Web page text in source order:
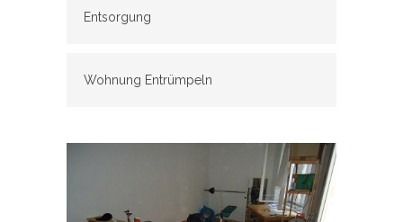
Entsorgung
Wohnung Entrümpeln